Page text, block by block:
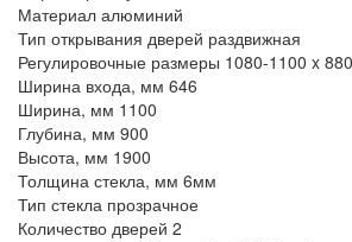
Материал алюминий
Тип открывания дверей раздвижная
Регулировочные размеры 1080-1100 x
Ширина входа, мм 646
Ширина, мм 1100
Глубина, мм 900
Высота, мм 1900
Толщина стекла, мм 6мм
Тип стекла прозрачное
Количество дверей 2